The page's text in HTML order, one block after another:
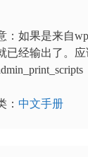
：如果是来自
已经输出了。应
： 中文手册